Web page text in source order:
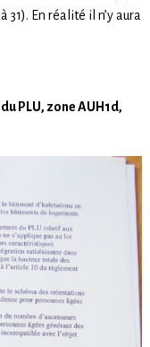
31). En réalité il n’y aura
PLU, zone AUH1d,